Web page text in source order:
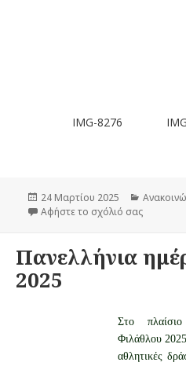
IMG-8279
Δημοσιεύτηκε
την
24 Μαρτίου 2025
Αφήστε το σχόλιό σας
Πανελλήνια
2025
Στο
Φιλάθλου
αθλητικές